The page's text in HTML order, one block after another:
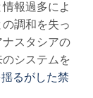
報過多によ
調和を失っ
スタシアの
システムを
るがした禁